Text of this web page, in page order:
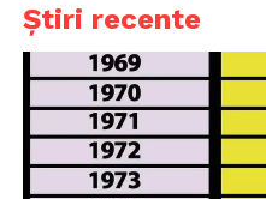
Știri recente